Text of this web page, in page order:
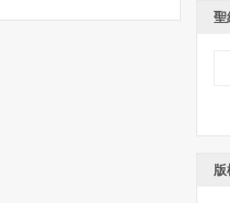
聖
版